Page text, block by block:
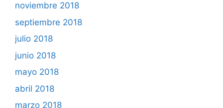
noviembre 2018
septiembre 2018
julio 2018
junio 2018
mayo 2018
abril 2018
marzo 2018